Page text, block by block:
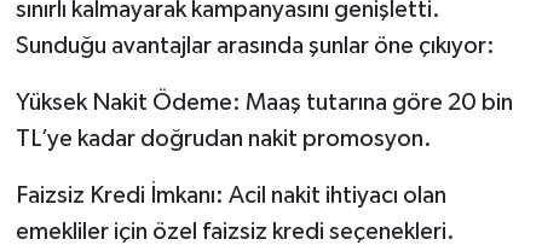
sınırlı kalmayarak kampanyasını genişletti.
Sunduğu avantajlar arasında şunlar öne çıkıyor:
Yüksek Nakit Ödeme: Maaş tutarına göre 20 bin
TL’ye kadar doğrudan nakit promosyon.
Faizsiz Kredi İmkanı: Acil nakit ihtiyacı olan
emekliler için özel faizsiz kredi seçenekleri.
SEYAHAT